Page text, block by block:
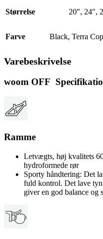
Størrelse 20″, 24″,
Farve Black, Terra
Varebeskrivelse
woom OFF
Ramme
Letvægts, høj kvalitets
hydroformede rør
Sporty håndtering: Det
fuld kontrol. Det lave
giver en god balance og